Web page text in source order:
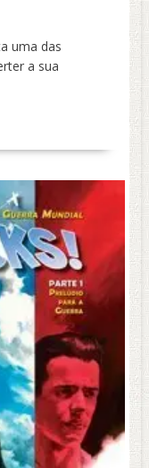
uma das
a sua